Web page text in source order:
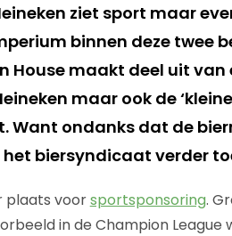
ziet sport maar
binnen deze twee
House maakt deel uit
maar ook de
Want ondanks dat de
biersyndicaat verder
plaats voorsportsponsoring.
in de Champion